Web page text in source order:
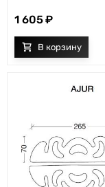
1 605